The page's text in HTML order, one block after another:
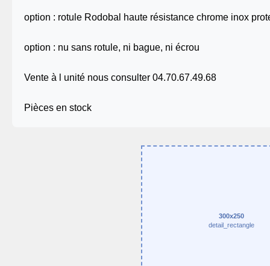
option : rotule Rodobal haute résistance chrome inox
option : nu sans rotule, ni bague, ni écrou
Vente à l unité nous consulter 04.70.67.49.68
Pièces en stock
300x250
detail_rectangle